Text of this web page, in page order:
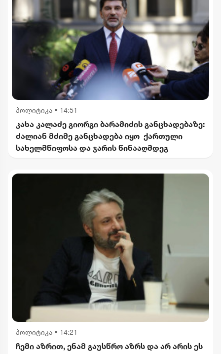
პოლიტიკა • 14:51
კახა კალაძე გიორგი ბარამიძის განცხადებაზე:
ძალიან მძიმე განცხადება იყო ქართული
სახელმწიფოსა და ჯარის წინააღმდეგ
პოლიტიკა • 14:21
ჩემი აზრით, ენამ გაუსწრო აზრს და არ არის ეს